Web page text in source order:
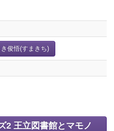
俊悟(すまきち)
2 王立図書館とマモノ